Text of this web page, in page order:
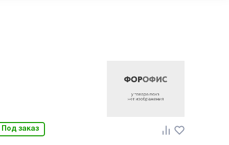
Под заказ